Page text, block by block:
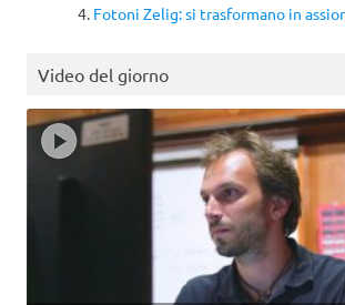
Fotoni Zelig: si trasformano in
Video del giorno